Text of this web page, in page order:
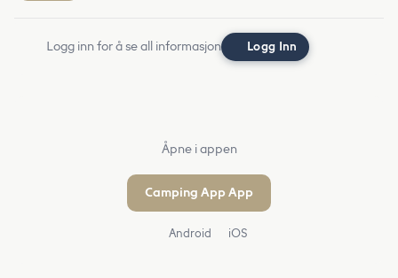
Logg inn for å se all informasjon Logg Inn
Åpne i appen
Camping App App
Android iOS